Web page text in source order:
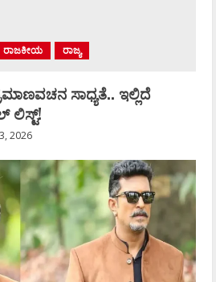
ರಾಜಕೀಯ ರಾಜ್ಯ
ಸಾಧ್ಯತೆ.. ಇಲ್ಲಿದೆ
ಲಿಸ್ಟ್‌!
2026